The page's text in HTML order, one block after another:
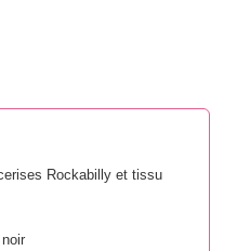
Rockabilly et tissu